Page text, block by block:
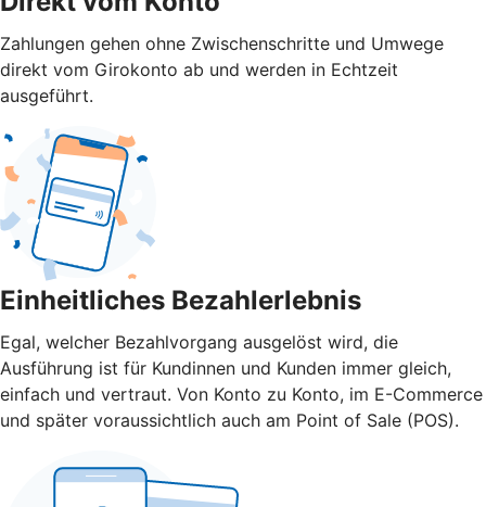
Zahlungen gehen ohne Zwischenschritte und Umwege
direkt vom Girokonto ab und werden in Echtzeit
ausgeführt.
Einheitliches Bezahlerlebnis
Egal, welcher Bezahlvorgang ausgelöst wird, die
Ausführung ist für Kundinnen und Kunden immer gleich,
einfach und vertraut. Von Konto zu Konto, im E-Commerce
und später voraussichtlich auch am Point of Sale (POS).